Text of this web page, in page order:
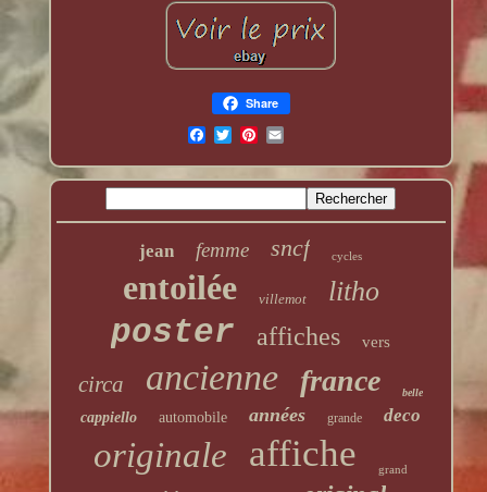
Share
jean femme sncf cycles
entoilée villemot litho
poster affiches vers
circa ancienne france belle
cappiello automobile années grande deco
originale affiche grand